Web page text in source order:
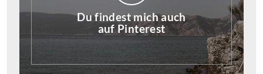
Du findest mich auch
auf Pinterest